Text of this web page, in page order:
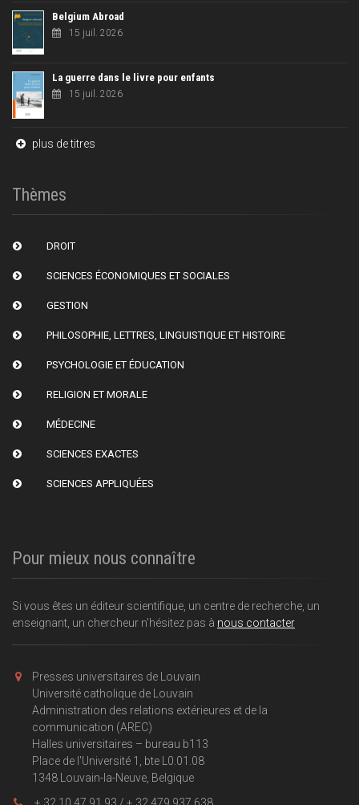
Belgium Abroad
15 juil. 2026
La guerre dans le livre pour enfants
15 juil. 2026
plus de titres
Thèmes
DROIT
SCIENCES ÉCONOMIQUES ET SOCIALES
GESTION
PHILOSOPHIE, LETTRES, LINGUISTIQUE ET HISTOIRE
PSYCHOLOGIE ET ÉDUCATION
RELIGION ET MORALE
MÉDECINE
SCIENCES EXACTES
SCIENCES APPLIQUÉES
Pour mieux nous connaître
Si vous êtes un éditeur scientifique, un centre de recherche, un
enseignant, un chercheur n'hésitez pas à nous contacter
Presses universitaires de Louvain
Université catholique de Louvain
Administration des relations extérieures et de la
communication (AREC)
Halles universitaires – bureau b113
Place de l'Université 1, bte L0.01.08
1348 Louvain-la-Neuve, Belgique
+ 32 10 47 91 93 / + 32 479 937 638